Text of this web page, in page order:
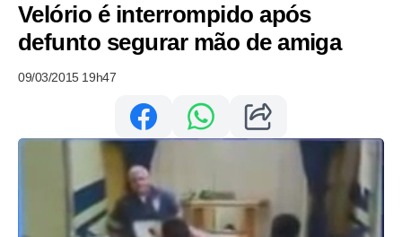
Velório é interrompido após
defunto segurar mão de amiga
09/03/2015 19h47